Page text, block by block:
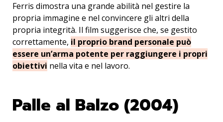
Ferris dimostra una grande abilità nel gestire la
propria immagine e nel convincere gli altri della
propria integrità. Il film suggerisce che, se gestito
correttamente, il proprio brand personale può
essere un’arma potente per raggiungere i propri
obiettivi nella vita e nel lavoro.
Palle al Balzo (2004)